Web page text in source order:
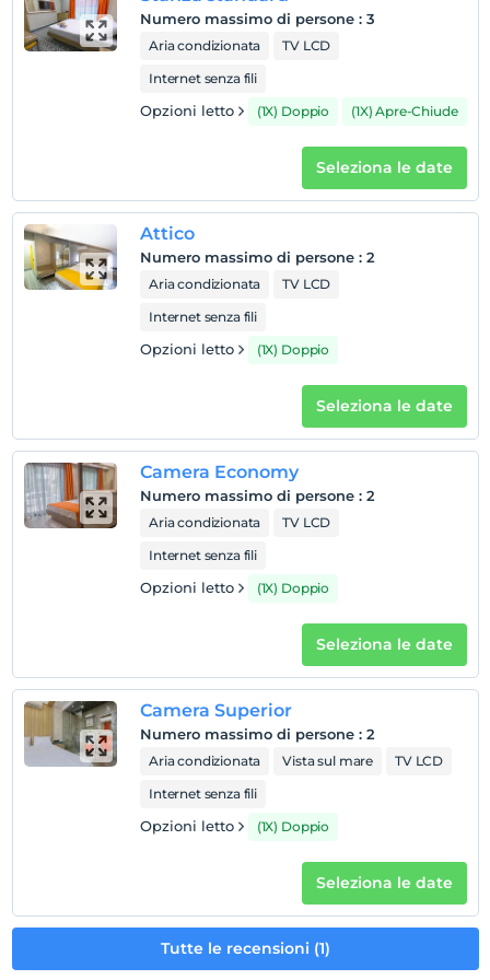
Guardare
L'ultimo 12:00 e prima
animale domestico
Animali non ammessi
figli
I bambini di età inferiore a 2 non vengono addebitati
1 bambino/i fino all'età di 6 per camera non pagano
Numero massimo di persone : 3
Aria condizionata
TV LCD
Internet senza fili
Opzioni letto (1X) Doppio (1X) Apre-Chiude
Seleziona le date
Attico
Numero massimo di persone : 2
Aria condizionata
TV LCD
Internet senza fili
Opzioni letto (1X) Doppio
Seleziona le date
Camera Economy
Numero massimo di persone : 2
Aria condizionata
TV LCD
Internet senza fili
Opzioni letto (1X) Doppio
Seleziona le date
Camera Superior
Numero massimo di persone : 2
Aria condizionata Vista sul mare
TV LCD
Internet senza fili
Opzioni letto (1X) Doppio
Seleziona le date
Tutte le recensioni (1)